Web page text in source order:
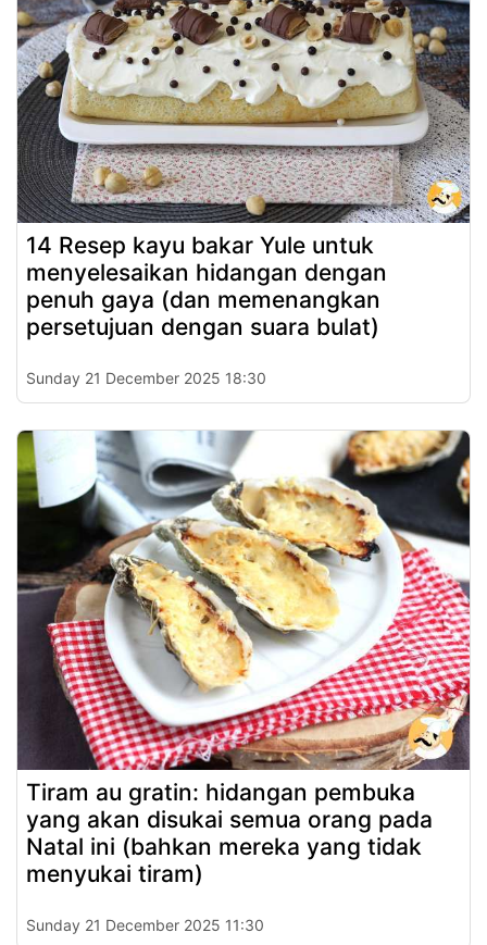
14 Resep kayu bakar Yule untuk
menyelesaikan hidangan dengan
penuh gaya (dan memenangkan
persetujuan dengan suara bulat)
Sunday 21 December 2025 18:30
Tiram au gratin: hidangan pembuka
yang akan disukai semua orang pada
Natal ini (bahkan mereka yang tidak
menyukai tiram)
Sunday 21 December 2025 11:30